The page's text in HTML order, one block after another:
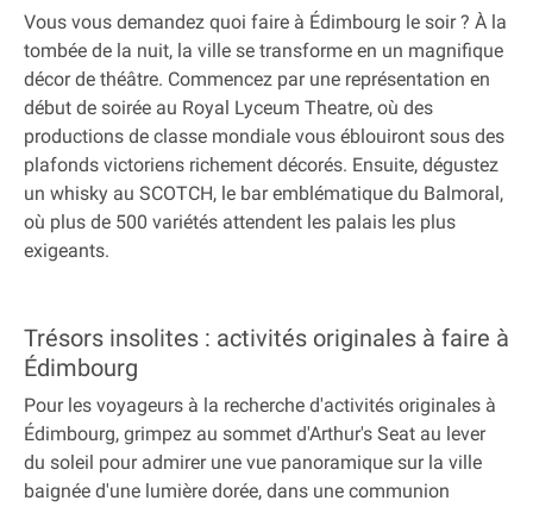
Vous vous demandez quoi faire à Édimbourg le soir ? À la
tombée de la nuit, la ville se transforme en un magnifique
décor de théâtre. Commencez par une représentation en
début de soirée au Royal Lyceum Theatre, où des
productions de classe mondiale vous éblouiront sous des
plafonds victoriens richement décorés. Ensuite, dégustez
un whisky au SCOTCH, le bar emblématique du Balmoral,
où plus de 500 variétés attendent les palais les plus
exigeants.
Trésors insolites : activités originales à faire à
Édimbourg
Pour les voyageurs à la recherche d'activités originales à
Édimbourg, grimpez au sommet d'Arthur's Seat au lever
du soleil pour admirer une vue panoramique sur la ville
baignée d'une lumière dorée, dans une communion